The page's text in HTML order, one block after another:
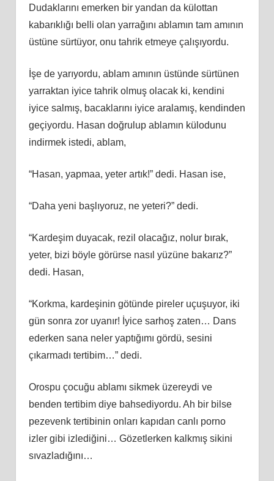
Dudaklarını emerken bir yandan da külottan
kabarıklığı belli olan yarrağını ablamın tam amının
üstüne sürtüyor, onu tahrik etmeye çalışıyordu.
İşe de yarıyordu, ablam amının üstünde sürtünen
yarraktan iyice tahrik olmuş olacak ki, kendini
iyice salmış, bacaklarını iyice aralamış, kendinden
geçiyordu. Hasan doğrulup ablamın külodunu
indirmek istedi, ablam,
“Hasan, yapmaa, yeter artık!” dedi. Hasan ise,
“Daha yeni başlıyoruz, ne yeteri?” dedi.
“Kardeşim duyacak, rezil olacağız, nolur bırak,
yeter, bizi böyle görürse nasıl yüzüne bakarız?”
dedi. Hasan,
“Korkma, kardeşinin götünde pireler uçuşuyor, iki
gün sonra zor uyanır! İyice sarhoş zaten… Dans
ederken sana neler yaptığımı gördü, sesini
çıkarmadı tertibim…” dedi.
Orospu çocuğu ablamı sikmek üzereydi ve
benden tertibim diye bahsediyordu. Ah bir bilse
pezevenk tertibinin onları kapıdan canlı porno
izler gibi izlediğini… Gözetlerken kalkmış sikini
sıvazladığını…